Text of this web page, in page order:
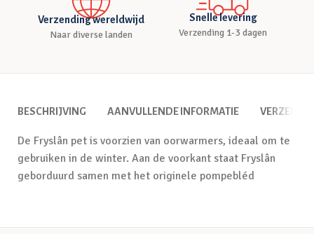
Verzending wereldwijd
Naar diverse landen
Snelle levering
Verzending 1-3 dagen
BESCHRIJVING AANVULLENDE INFORMATIE
De Fryslân pet is voorzien van oorwarmers, ideaal om te
gebruiken in de winter. Aan de voorkant staat Fryslân
geborduurd samen met het originele pompebléd